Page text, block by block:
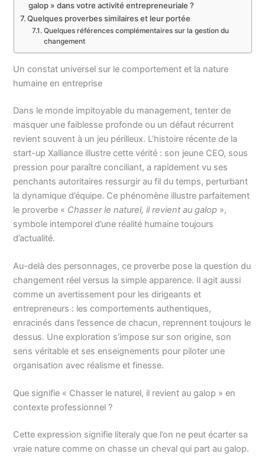
galop » dans votre activité entrepreneuriale ?
Quelques proverbes similaires et leur portée
Quelques références complémentaires sur la gestion du
changement
Un constat universel sur le comportement et la nature
humaine en entreprise
Dans le monde impitoyable du management, tenter de
masquer une faiblesse profonde ou un défaut récurrent
revient souvent à un jeu périlleux. L’histoire récente de la
start-up Xalliance illustre cette vérité : son jeune CEO, sous
pression pour paraître conciliant, a rapidement vu ses
penchants autoritaires ressurgir au fil du temps, perturbant
la dynamique d’équipe. Ce phénomène illustre parfaitement
le proverbe « Chasser le naturel, il revient au galop »,
symbole intemporel d’une réalité humaine toujours
d’actualité.
Au-delà des personnages, ce proverbe pose la question du
changement réel versus la simple apparence. Il agit aussi
comme un avertissement pour les dirigeants et
entrepreneurs : les comportements authentiques,
enracinés dans l’essence de chacun, reprennent toujours le
dessus. Une exploration s’impose sur son origine, son
sens véritable et ses enseignements pour piloter une
organisation avec réalisme et finesse.
Que signifie « Chasser le naturel, il revient au galop » en
contexte professionnel ?
Cette expression signifie literaly que l’on ne peut écarter sa
vraie nature comme on chasse un cheval qui part au galop.